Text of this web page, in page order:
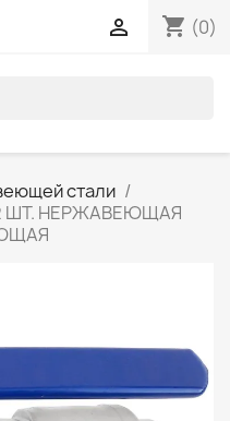
shopping_cart (0)

стали
ШТ. НЕРЖАВЕЮЩАЯ